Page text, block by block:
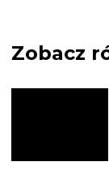
Zobacz